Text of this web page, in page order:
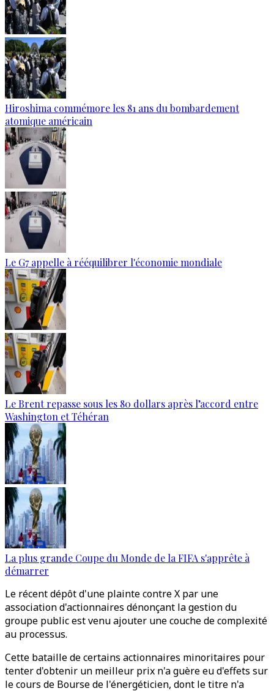
Hiroshima commémore les 81 ans du bombardement
atomique américain
Le G7 appelle à rééquilibrer l'économie mondiale
Le Brent repasse sous les 80 dollars après l’accord entre
Washington et Téhéran
La plus grande Coupe du Monde de la FIFA s'apprête à
démarrer
Le récent dépôt d'une plainte contre X par une
association d'actionnaires dénonçant la gestion du
groupe public est venu ajouter une couche de complexité
au processus.
Cette bataille de certains actionnaires minoritaires pour
tenter d'obtenir un meilleur prix n'a guère eu d'effets sur
le cours de Bourse de l'énergéticien, dont le titre n'a